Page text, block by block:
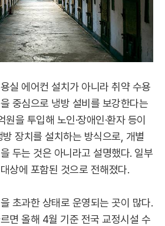
실 에어컨 설치가 아니라 취약 수용
중심으로 냉방 설비를 보강한다는
을 투입해 노인·장애인·환자 등이
장치를 설치하는 방식으로, 개별
두는 것은 아니라고 설명했다. 일부
상에 포함된 것으로 전해졌다.
초과한 상태로 운영되는 곳이 많다.
면 올해 4월 기준 전국 교정시설 수